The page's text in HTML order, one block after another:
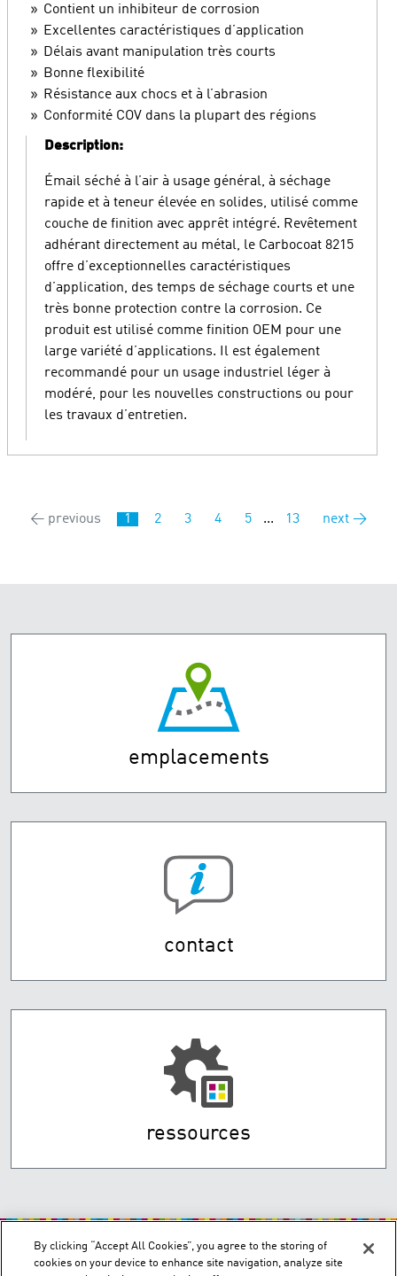
Contient un inhibiteur de corrosion
Excellentes caractéristiques d’application
Délais avant manipulation très courts
Bonne flexibilité
Résistance aux chocs et à l’abrasion
Conformité COV dans la plupart des régions
Description:
Émail séché à l’air à usage général, à séchage
rapide et à teneur élevée en solides, utilisé comme
couche de finition avec apprêt intégré. Revêtement
adhérant directement au métal, le Carbocoat 8215
offre d’exceptionnelles caractéristiques
d’application, des temps de séchage courts et une
très bonne protection contre la corrosion. Ce
produit est utilisé comme finition OEM pour une
large variété d’applications. Il est également
recommandé pour un usage industriel léger à
modéré, pour les nouvelles constructions ou pour
les travaux d’entretien.
← previous 1 2 3 4 5 ... 13 next →
emplacements
contact
ressources
By clicking “Accept All Cookies”, you agree to the storing of
cookies on your device to enhance site navigation, analyze site